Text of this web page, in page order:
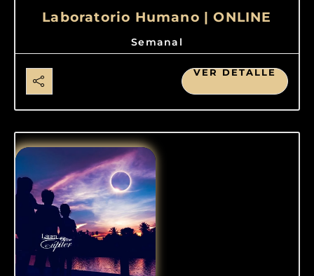
Laboratorio Humano | ONLINE
Semanal
VER DETALLE